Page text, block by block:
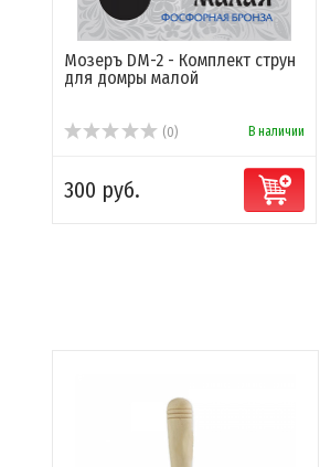
Мозеръ DM-2 - Комплект струн
для домры малой
(0) В наличии
300 руб.